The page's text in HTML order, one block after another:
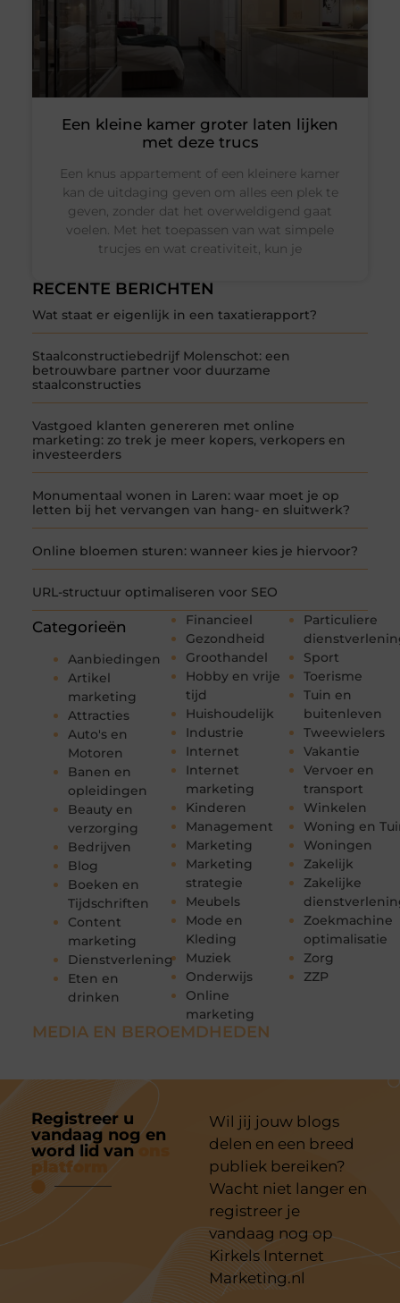
RECENTE BERICHTEN
Wat staat er eigenlijk in een taxatierapport?
Staalconstructiebedrijf Molenschot: een
betrouwbare partner voor duurzame
staalconstructies
Vastgoed klanten genereren met online
marketing: zo trek je meer kopers, verkopers en
investeerders
Monumentaal wonen in Laren: waar moet je op
letten bij het vervangen van hang- en sluitwerk?
Online bloemen sturen: wanneer kies je hiervoor?
URL-structuur optimaliseren voor SEO
Categorieën
Aanbiedingen
Artikel
marketing
Attracties
Auto's en
Motoren
Banen en
opleidingen
Beauty en
verzorging
Bedrijven
Blog
Boeken en
Tijdschriften
Content
marketing
Dienstverlening
Eten en
drinken
Financieel
Gezondheid
Groothandel
Hobby en vrije
tijd
Huishoudelijk
Industrie
Internet
Internet
marketing
Kinderen
Management
Marketing
Marketing
strategie
Meubels
Mode en
Kleding
Muziek
Onderwijs
Online
marketing
Particuliere
Sport
Toerisme
Tuin en
buitenleven
Tweewielers
Vakantie
Vervoer en
transport
Winkelen
Woning en
Woningen
Zakelijk
Zakelijke
Zoekmachine
optimalisatie
Zorg
ZZP
MEDIA EN BEROEMDHEDEN
Een kleine kamer groter laten lijken
met deze trucs
Een knus appartement of een kleinere kamer
kan de uitdaging geven om alles een plek te
geven, zonder dat het overweldigend gaat
voelen. Met het toepassen van wat simpele
trucjes en wat creativiteit, kun je
Registreer u
vandaag nog en
word lid van
platform
Wil jij jouw blogs
delen en een breed
publiek bereiken?
Wacht niet langer en
registreer je
vandaag nog op
Kirkels Internet
Marketing.nl